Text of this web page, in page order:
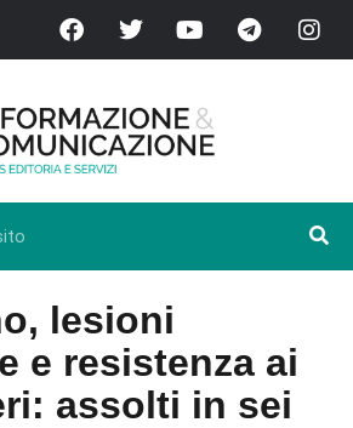
lesioni
e resistenza ai
assolti in sei